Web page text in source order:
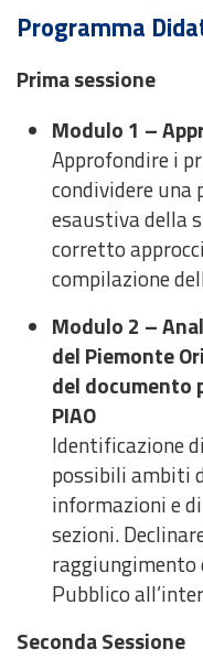
Programma
Prima sessione
Modulo 1 –
Approfondire i
condividere una
esaustiva della
corretto
compilazione
Modulo 2 –
del Piemonte
del documento
PIAO
Identificazione
possibili ambiti
informazioni e
sezioni.
Pubblico
Seconda Sessione